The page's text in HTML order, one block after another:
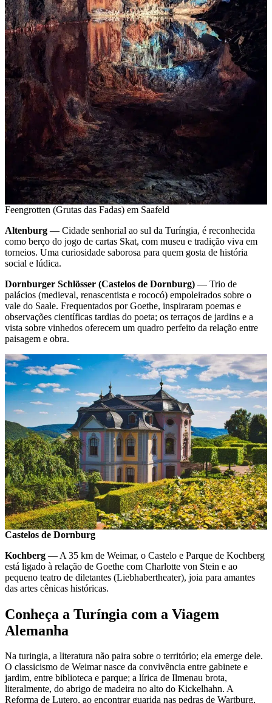
Feengrotten (Grutas das Fadas) em Saafeld
Altenburg — Cidade senhorial ao sul da Turíngia, é reconhecida
como berço do jogo de cartas Skat, com museu e tradição viva em
torneios. Uma curiosidade saborosa para quem gosta de história
social e lúdica.
Dornburger Schlösser (Castelos de Dornburg) — Trio de
palácios (medieval, renascentista e rococó) empoleirados sobre o
vale do Saale. Frequentados por Goethe, inspiraram poemas e
observações científicas tardias do poeta; os terraços de jardins e a
vista sobre vinhedos oferecem um quadro perfeito da relação entre
paisagem e obra.
Castelos de Dornburg
Kochberg — A 35 km de Weimar, o Castelo e Parque de Kochberg
está ligado à relação de Goethe com Charlotte von Stein e ao
pequeno teatro de diletantes (Liebhabertheater), joia para amantes
das artes cênicas históricas.
Conheça a Turíngia com a Viagem
Alemanha
Na turingia, a literatura não paira sobre o território; ela emerge dele.
O classicismo de Weimar nasce da convivência entre gabinete e
jardim, entre biblioteca e parque; a lírica de Ilmenau brota,
literalmente, do abrigo de madeira no alto do Kickelhahn. A
Reforma de Lutero, ao encontrar guarida nas pedras de Wartburg,